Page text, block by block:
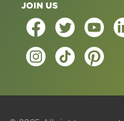
JOIN US